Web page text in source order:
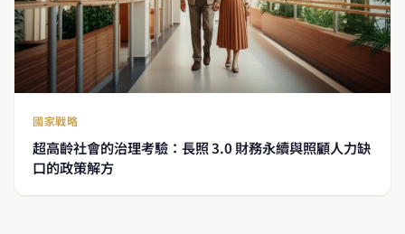
國家戰略
超高齡社會的治理考驗：長照 3.0 財務永續與照顧人力缺
口的政策解方